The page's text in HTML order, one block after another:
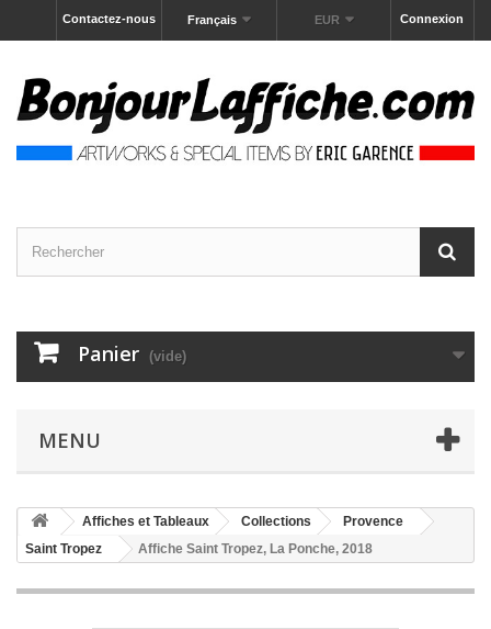
Connexion
EUR
Français
Contactez-nous
Panier (vide)
MENU
Affiches et Tableaux Collections
Provence
Saint Tropez
Affiche Saint Tropez, La Ponche, 2018